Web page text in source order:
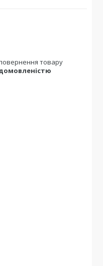
товару